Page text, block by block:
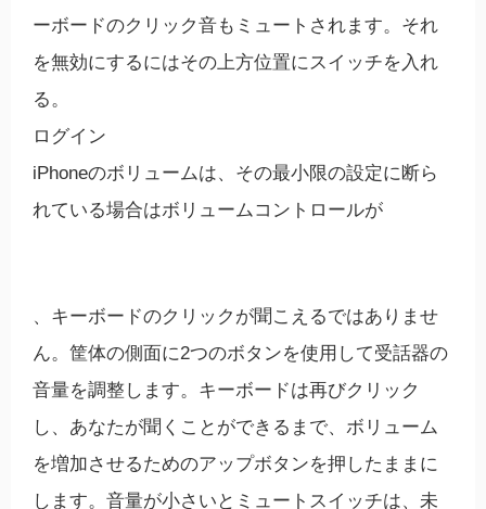
ーボードのクリック音もミュートされます。それ
を無効にするにはその上方位置にスイッチを入れ
る。
ログイン
iPhoneのボリュームは、その最小限の設定に断ら
れている場合はボリュームコントロールが
、キーボードのクリックが聞こえるではありませ
ん。筐体の側面に2つのボタンを使用して受話器の
音量を調整します。キーボードは再びクリック
し、あなたが聞くことができるまで、ボリューム
を増加させるためのアップボタンを押したままに
します。音量が小さいとミュートスイッチは、未